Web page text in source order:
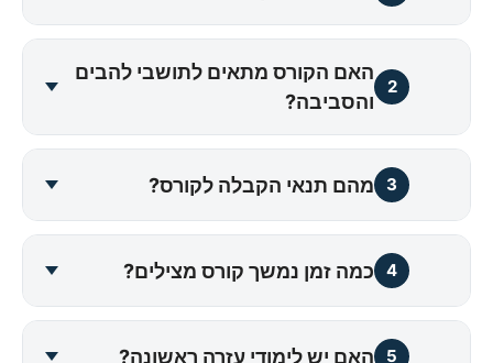
2
האם הקורס מתאים לתושבי להבים
והסביבה?
3 מהם תנאי הקבלה לקורס?
4 כמה זמן נמשך קורס מצילים?
5 האם יש לימודי עזרה ראשונה?